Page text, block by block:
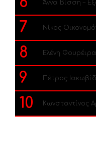
Άννα Βίσση –
7 Νίκος
8 Ελένη
9 Πέτρος
10 Κωνσταντίνος